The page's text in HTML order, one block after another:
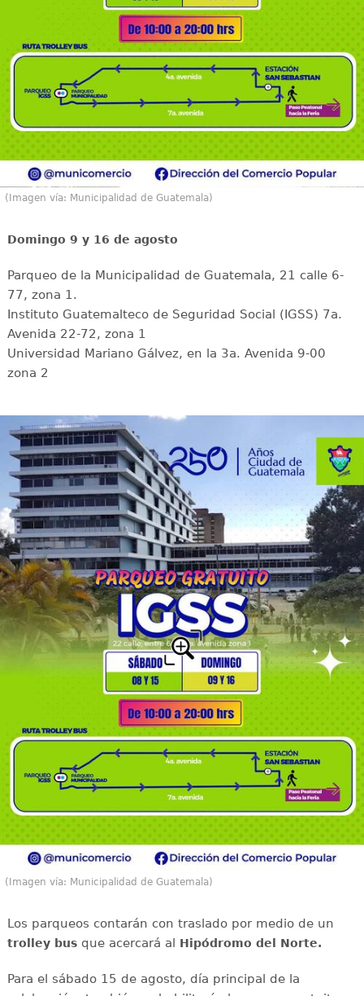
(Imagen vía: Municipalidad de Guatemala)
Domingo 9 y 16 de agosto
Parqueo de la Municipalidad de Guatemala, 21 calle 6-
77, zona 1.
Instituto Guatemalteco de Seguridad Social (IGSS) 7a.
Avenida 22-72, zona 1
Universidad Mariano Gálvez, en la 3a. Avenida 9-00
zona 2
(Imagen vía: Municipalidad de Guatemala)
Los parqueos contarán con traslado por medio de un
trolley busque acercará al Hipódromo del Norte.
Para el sábado 15 de agosto, día principal de la